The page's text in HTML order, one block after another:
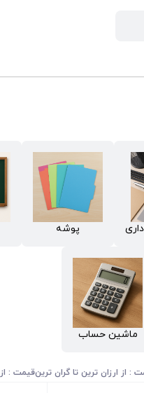
پوشه
ماشین حساب
: از ارزان ترین تا گران ترینقیمت : از